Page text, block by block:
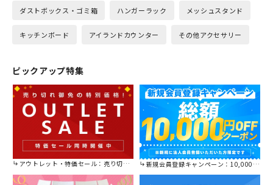
ダストボックス・ゴミ箱 ハンガーラック メッシュスタンド
キッチンボード アイランドカウンター その他アクセサリー
ピックアップ特集
アウトレット・特価セール：売り切れ御免の特別価格！ 新規会員登録キャンペーン：10,000円OFFクーポン進呈中！